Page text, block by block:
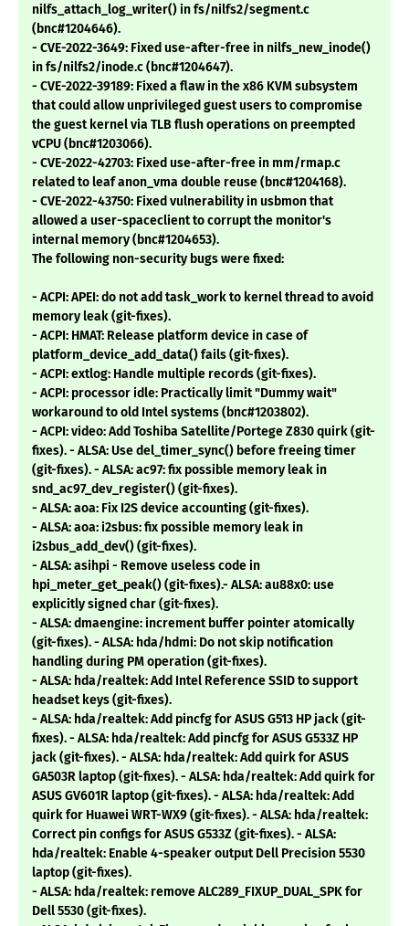
nilfs_attach_log_writer() in fs/nilfs2/segment.c
(bnc#1204646).
- CVE-2022-3649: Fixed use-after-free in nilfs_new_inode()
in fs/nilfs2/inode.c (bnc#1204647).
- CVE-2022-39189: Fixed a flaw in the x86 KVM subsystem
that could allow unprivileged guest users to compromise
the guest kernel via TLB flush operations on preempted
vCPU (bnc#1203066).
- CVE-2022-42703: Fixed use-after-free in mm/rmap.c
related to leaf anon_vma double reuse (bnc#1204168).
- CVE-2022-43750: Fixed vulnerability in usbmon that
allowed a user-spaceclient to corrupt the monitor's
internal memory (bnc#1204653).
The following non-security bugs were fixed:
- ACPI: APEI: do not add task_work to kernel thread to avoid
memory leak (git-fixes).
- ACPI: HMAT: Release platform device in case of
platform_device_add_data() fails (git-fixes).
- ACPI: extlog: Handle multiple records (git-fixes).
- ACPI: processor idle: Practically limit "Dummy wait"
workaround to old Intel systems (bnc#1203802).
- ACPI: video: Add Toshiba Satellite/Portege Z830 quirk (git-
fixes). - ALSA: Use del_timer_sync() before freeing timer
(git-fixes). - ALSA: ac97: fix possible memory leak in
snd_ac97_dev_register() (git-fixes).
- ALSA: aoa: Fix I2S device accounting (git-fixes).
- ALSA: aoa: i2sbus: fix possible memory leak in
i2sbus_add_dev() (git-fixes).
- ALSA: asihpi - Remove useless code in
hpi_meter_get_peak() (git-fixes).- ALSA: au88x0: use
explicitly signed char (git-fixes).
- ALSA: dmaengine: increment buffer pointer atomically
(git-fixes). - ALSA: hda/hdmi: Do not skip notification
handling during PM operation (git-fixes).
- ALSA: hda/realtek: Add Intel Reference SSID to support
headset keys (git-fixes).
- ALSA: hda/realtek: Add pincfg for ASUS G513 HP jack (git-
fixes). - ALSA: hda/realtek: Add pincfg for ASUS G533Z HP
jack (git-fixes). - ALSA: hda/realtek: Add quirk for ASUS
GA503R laptop (git-fixes). - ALSA: hda/realtek: Add quirk for
ASUS GV601R laptop (git-fixes). - ALSA: hda/realtek: Add
quirk for Huawei WRT-WX9 (git-fixes). - ALSA: hda/realtek:
Correct pin configs for ASUS G533Z (git-fixes). - ALSA:
hda/realtek: Enable 4-speaker output Dell Precision 5530
laptop (git-fixes).
- ALSA: hda/realtek: remove ALC289_FIXUP_DUAL_SPK for
Dell 5530 (git-fixes).